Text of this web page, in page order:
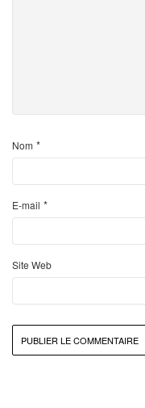
Nom *
E-mail *
Site Web